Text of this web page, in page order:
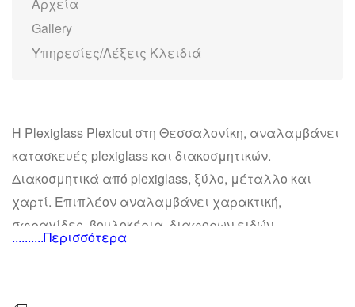
Gallery
Υπηρεσίες/Λέξεις Κλειδιά
Η Plexiglass Plexicut στη Θεσσαλονίκη, αναλαμβάνει
κατασκευές plexiglass και διακοσμητικών.
Διακοσμητικά από plexiglass, ξύλο, μέταλλο και
χαρτί. Επιπλέον αναλαμβάνει χαρακτική,
σφραγίδες, βουλοκέρια, διαφορων ειδών
αναμνηστικά, ευχολόγια, διακοσμητικά δωματίου
..........Περισσότερα